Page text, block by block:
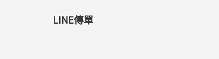
LINE傳單